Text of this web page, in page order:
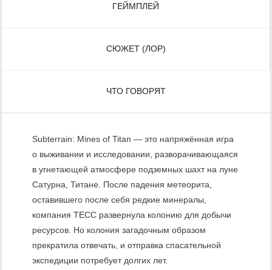
ГЕЙМПЛЕЙ
СЮЖЕТ (ЛОР)
ЧТО ГОВОРЯТ
Subterrain: Mines of Titan — это напряжённая игра
о выживании и исследовании, разворачивающаяся
в угнетающей атмосфере подземных шахт на луне
Сатурна, Титане. После падения метеорита,
оставившего после себя редкие минералы,
компания TECC развернула колонию для добычи
ресурсов. Но колония загадочным образом
прекратила отвечать, и отправка спасательной
экспедиции потребует долгих лет.